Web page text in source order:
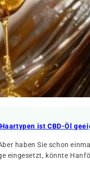
ist CBD-Öl
haben Sie schon
eingesetzt, könnte